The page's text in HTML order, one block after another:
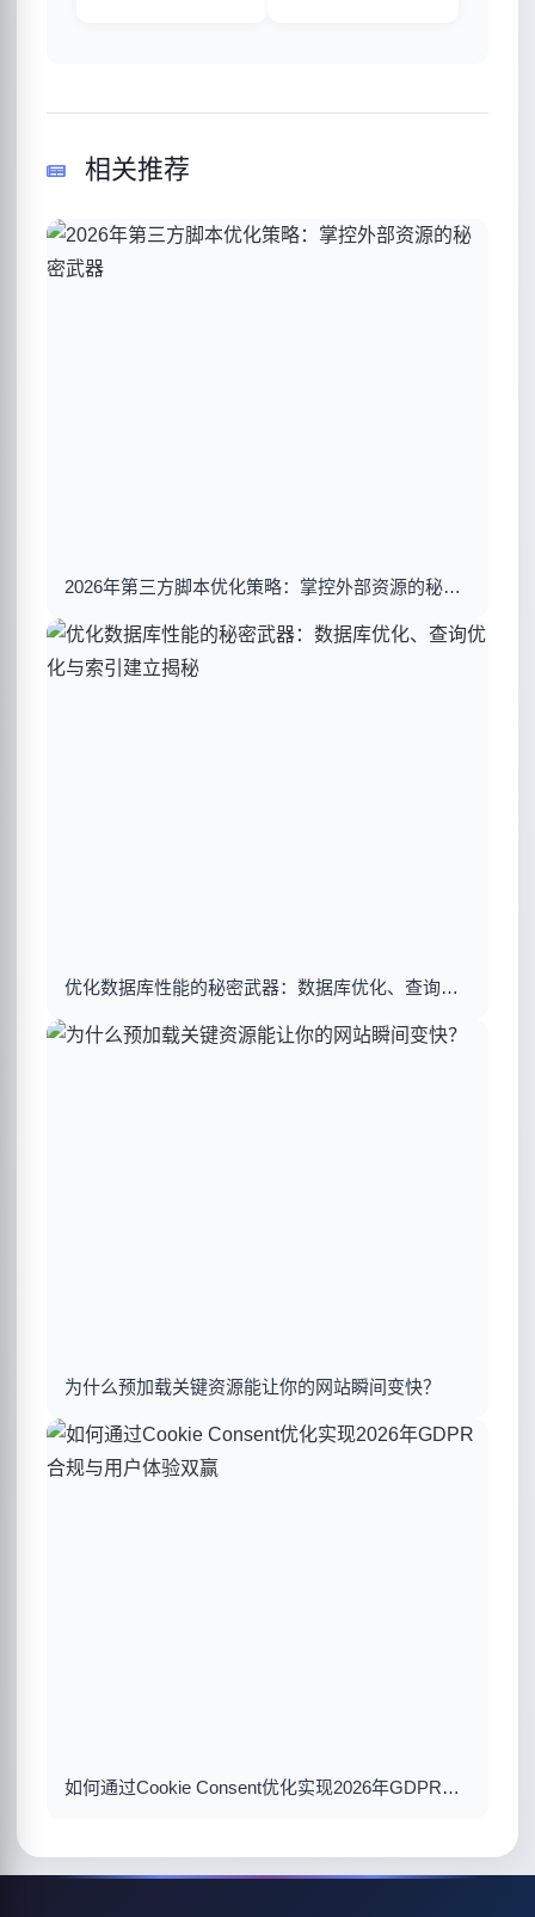
相关推荐
2026年第三方脚本优化策略：掌控外部资源的秘密武器
优化数据库性能的秘密武器：数据库优化、查询优化与索引建立揭秘
为什么预加载关键资源能让你的网站瞬间变快？
如何通过Cookie Consent优化实现2026年GDPR合规与用户体验双赢